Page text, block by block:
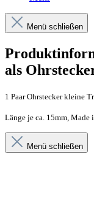
Menü schließen
als
1 Paar Ohrstecker kleine
Länge je ca. 15mm, Made
Menü schließen